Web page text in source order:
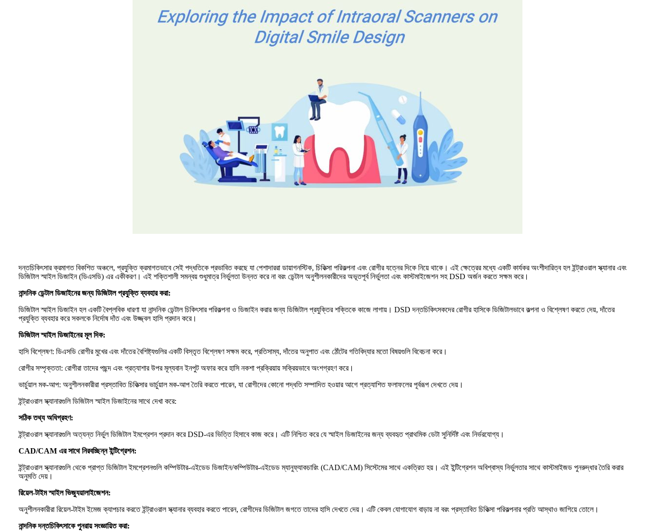
দন্তচিকিৎসার ক্রমাগত বিকশিত অঞ্চলে, প্রযুক্তি ক্রমাগতভাবে সেই পদ্ধতিকে প্রভাবিত করছে যা পেশাদাররা ডায়াগনস্টিক, চিকিত্সা পরিকল্পনা এবং রোগীর যত্নের দিকে নিয়ে থাকে। এই ক্ষেত্রের মধ্যে একটি কার্যকর অংশীদারিত্ব হল ইন্ট্রাওরাল স্ক্যানার এবং
ডিজিটাল স্মাইল ডিজাইন (ডিএসডি) এর একীকরণ। এই শক্তিশালী সমন্বয় শুধুমাত্র নির্ভুলতা উন্নত করে না বরং ডেন্টাল অনুশীলনকারীদের অভূতপূর্ব নির্ভুলতা এবং কাস্টমাইজেশন সহ DSD অর্জন করতে সক্ষম করে।
নান্দনিক ডেন্টাল ডিজাইনের জন্য ডিজিটাল প্রযুক্তি ব্যবহার করা:
ডিজিটাল স্মাইল ডিজাইন হল একটি বৈপ্লবিক ধারণা যা নান্দনিক ডেন্টাল চিকিৎসার পরিকল্পনা ও ডিজাইন করার জন্য ডিজিটাল প্রযুক্তির শক্তিকে কাজে লাগায়। DSD দন্তচিকিৎসকদের রোগীর হাসিকে ডিজিটালভাবে কল্পনা ও বিশ্লেষণ করতে দেয়, দাঁতের
প্রযুক্তি ব্যবহার করে সকলকে নির্দোষ দাঁত এবং উজ্জ্বল হাসি প্রদান করে।
ডিজিটাল স্মাইল ডিজাইনের মূল দিক:
হাসি বিশ্লেষণ: ডিএসডি রোগীর মুখের এবং দাঁতের বৈশিষ্ট্যগুলির একটি বিস্তৃত বিশ্লেষণ সক্ষম করে, প্রতিসাম্য, দাঁতের অনুপাত এবং ঠোঁটের গতিবিদ্যার মতো বিষয়গুলি বিবেচনা করে।
রোগীর সম্পৃক্ততা: রোগীরা তাদের পছন্দ এবং প্রত্যাশার উপর মূল্যবান ইনপুট অফার করে হাসি নকশা প্রক্রিয়ায় সক্রিয়ভাবে অংশগ্রহণ করে।
ভার্চুয়াল মক-আপ: অনুশীলনকারীরা প্রস্তাবিত চিকিত্সার ভার্চুয়াল মক-আপ তৈরি করতে পারেন, যা রোগীদের কোনো পদ্ধতি সম্পাদিত হওয়ার আগে প্রত্যাশিত ফলাফলের পূর্বরূপ দেখতে দেয়।
ইন্ট্রাওরাল স্ক্যানারগুলি ডিজিটাল স্মাইল ডিজাইনের সাথে দেখা করে:
সঠিক তথ্য অধিগ্রহণ:
ইন্ট্রাওরাল স্ক্যানারগুলি অত্যন্ত নির্ভুল ডিজিটাল ইমপ্রেশন প্রদান করে DSD-এর ভিত্তি হিসাবে কাজ করে। এটি নিশ্চিত করে যে স্মাইল ডিজাইনের জন্য ব্যবহৃত প্রাথমিক ডেটা সুনির্দিষ্ট এবং নির্ভরযোগ্য।
CAD/CAM এর সাথে নিরবচ্ছিন্ন ইন্টিগ্রেশন:
ইন্ট্রাওরাল স্ক্যানারগুলি থেকে প্রাপ্ত ডিজিটাল ইমপ্রেশনগুলি কম্পিউটার-এইডেড ডিজাইন/কম্পিউটার-এইডেড ম্যানুফ্যাকচারিং (CAD/CAM) সিস্টেমের সাথে একত্রিত হয়। এই ইন্টিগ্রেশন অবিশ্বাস্য নির্ভুলতার সাথে কাস্টমাইজড পুনরুদ্ধার তৈরি করার
অনুমতি দেয়।
রিয়েল-টাইম স্মাইল ভিজ্যুয়ালাইজেশন:
অনুশীলনকারীরা রিয়েল-টাইম ইমেজ ক্যাপচার করতে ইন্ট্রাওরাল স্ক্যানার ব্যবহার করতে পারেন, রোগীদের ডিজিটাল জগতে তাদের হাসি দেখতে দেয়। এটি কেবল যোগাযোগ বাড়ায় না বরং প্রস্তাবিত চিকিত্সা পরিকল্পনার প্রতি আস্থাও জাগিয়ে তোলে।
নান্দনিক দন্তচিকিৎসাকে পুনরায় সংজ্ঞায়িত করা: